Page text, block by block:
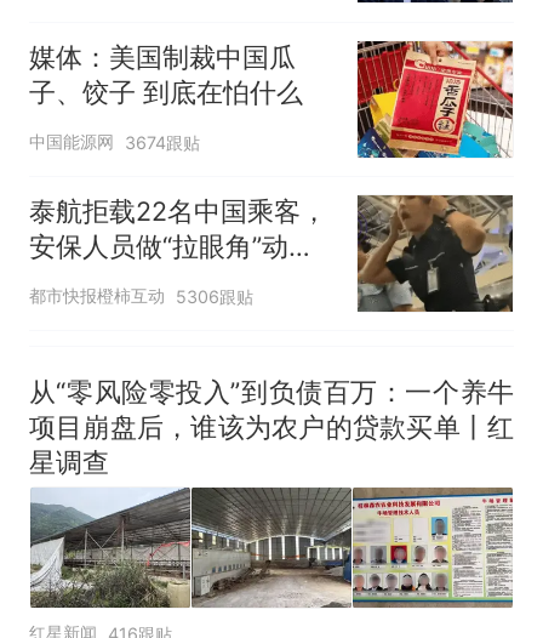
媒体：美国制裁中国瓜
子、饺子 到底在怕什么
中国能源网 3674跟贴
泰航拒载22名中国乘客，
安保人员做“拉眼角”动
作，泰国机场最新回应：
拒绝登机决定由航司作
改签但没兑现
都市快报橙柿互动 5306跟贴
从“零风险零投入”到负债百万：一个养牛
项目崩盘后，谁该为农户的贷款买单丨红
星调查
红星新闻 416跟贴